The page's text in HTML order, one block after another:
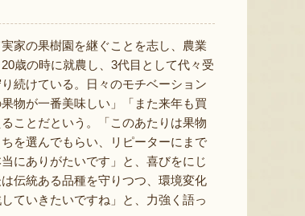
家の果樹園を継ぐことを志し、農業
歳の時に就農し、3代目として代々受
続けている。日々のモチベーション
物が一番美味しい」「また来年も買
ことだという。「このあたりは果物
を選んでもらい、リピーターにまで
にありがたいです」と、喜びをにじ
伝統ある品種を守りつつ、環境変化
ていきたいですね」と、力強く語っ
ーマに、素材の
カットの仕方に
した。箱を開け
になれるゼリー
への贈り物にも
の」。存在感のある大きさ
と、果物にも負けない濃厚な
甘みが特徴。朝採りをその日
のうちに発送し、鮮度そのま
まにお届けします。